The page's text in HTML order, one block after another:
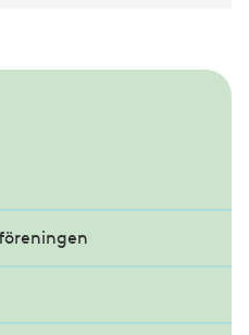
förhandlingarna
till?
2025